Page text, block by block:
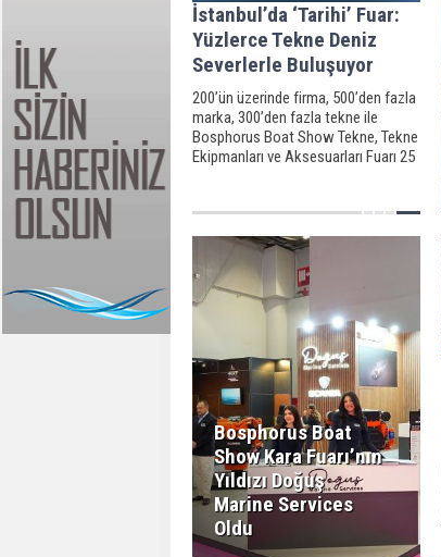
İstanbul’da ‘Tarihi’ Fuar:
Yüzlerce Tekne Deniz
Severlerle Buluşuyor
200’ün üzerinde firma, 500’den fazla
marka, 300’den fazla tekne ile
Bosphorus Boat Show Tekne, Tekne
Ekipmanları ve Aksesuarları Fuarı 25
Bosphorus Boat
Show Kara Fuarı’nın
Yıldızı Doğuş
Marine Services
Oldu